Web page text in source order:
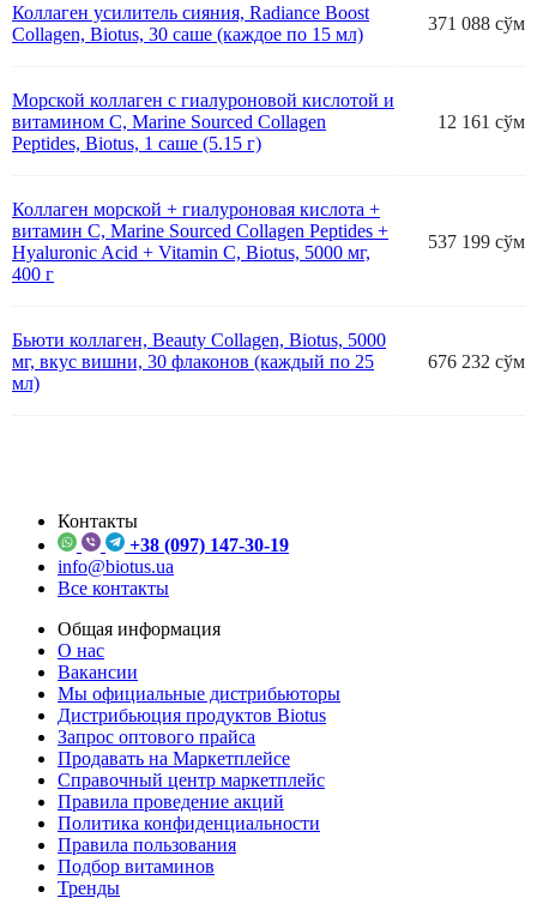
Коллаген усилитель сияния, Radiance Boost
Collagen, Biotus, 30 саше (каждое по 15 мл)
371 088 сўм
Морской коллаген с гиалуроновой кислотой и
витамином С, Marine Sourced Collagen
Peptidеs, Biotus, 1 саше (5.15 г)
12 161 сўм
Коллаген морской + гиалуроновая кислота +
витамин С, Marine Sourced Collagen Peptidеs +
Hyaluronic Acid + Vitamin C, Biotus, 5000 мг,
400 г
537 199 сўм
Бьюти коллаген, Beauty Collagen, Biotus, 5000
мг, вкус вишни, 30 флаконов (каждый по 25
мл)
676 232 сўм
Контакты
+38 (097) 147-30-19
info@biotus.ua
Все контакты
Общая информация
О нас
Вакансии
Мы официальные дистрибьюторы
Дистрибьюция продуктов Biotus
Запрос оптового прайса
Продавать на Маркетплейсе
Справочный центр маркетплейс
Правила проведение акций
Политика конфиденциальности
Правила пользования
Подбор витаминов
Тренды